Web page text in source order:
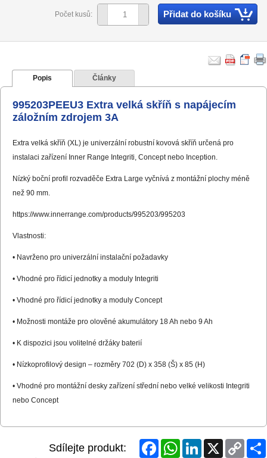
Počet kusů: Přidat do košíku
Popis Články
995203PEEU3 Extra velká skříň s napájecím
záložním zdrojem 3A
Extra velká skříň (XL) je univerzální robustní kovová skříň určená pro
instalaci zařízení Inner Range Integriti, Concept nebo Inception.
Nízký boční profil rozvaděče Extra Large vyčnívá z montážní plochy méně
než 90 mm.
https://www.innerrange.com/products/995203/995203
Vlastnosti:
• Navrženo pro univerzální instalační požadavky
• Vhodné pro řídicí jednotky a moduly Integriti
• Vhodné pro řídicí jednotky a moduly Concept
• Možnosti montáže pro olověné akumulátory 18 Ah nebo 9 Ah
• K dispozici jsou volitelné držáky baterií
• Nízkoprofilový design – rozměry 702 (D) x 358 (Š) x 85 (H)
• Vhodné pro montážní desky zařízení střední nebo velké velikosti Integriti
nebo Concept
Sdílejte produkt: FacebookWhatsAppLinkedInX
Copy
Link